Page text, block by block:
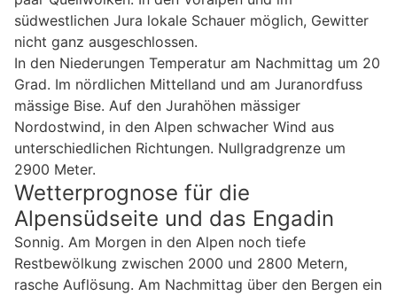
südwestlichen Jura lokale Schauer möglich, Gewitter
nicht ganz ausgeschlossen.
In den Niederungen Temperatur am Nachmittag um 20
Grad. Im nördlichen Mittelland und am Juranordfuss
mässige Bise. Auf den Jurahöhen mässiger
Nordostwind, in den Alpen schwacher Wind aus
unterschiedlichen Richtungen. Nullgradgrenze um
2900 Meter.
Wetterprognose für die
Alpensüdseite und das Engadin
Sonnig. Am Morgen in den Alpen noch tiefe
Restbewölkung zwischen 2000 und 2800 Metern,
rasche Auflösung. Am Nachmittag über den Bergen ein